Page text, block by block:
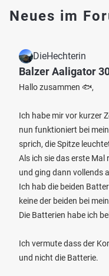
Neues im
DieHechterin
Balzer Aaligator
Hallo zusammen 🐟,
Ich habe mir vor kurzer
nun funktioniert bei
sprich, die Spitze
Als ich sie das erste Mal
und ging dann vollends
Ich hab die beiden
keine der beiden bei
Die Batterien habe ich
Ich vermute dass der
und nicht die Batterie.